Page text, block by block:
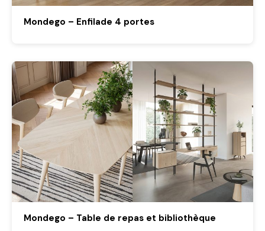
Mondego – Enfilade 4 portes
Mondego – Table de repas et bibliothèque